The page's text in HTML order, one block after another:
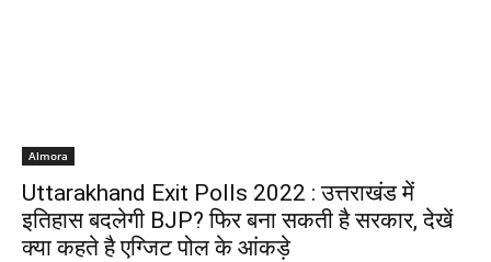
Almora
Uttarakhand Exit Polls 2022 : उत्तराखंड में
इतिहास बदलेगी BJP? फिर बना सकती है सरकार, देखें
क्या कहते है एग्जिट पोल के आंकड़े